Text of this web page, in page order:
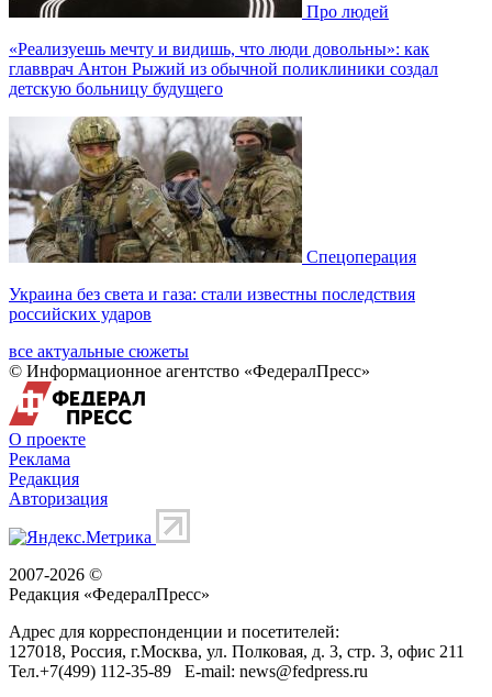
Про людей
«Реализуешь мечту и видишь, что люди довольны»: как
главврач Антон Рыжий из обычной поликлиники создал
детскую больницу будущего
Спецоперация
Украина без света и газа: стали известны последствия
российских ударов
все актуальные сюжеты
© Информационное агентство «ФедералПресс»
О проекте
Реклама
Редакция
Авторизация
2007-2026 ©
Редакция «ФедералПресс»
Адрес для корреспонденции и посетителей:
127018, Россия, г.Москва, ул. Полковая, д. 3, стр. 3, офис 211
Тел.+7(499) 112-35-89 E-mail: news@fedpress.ru